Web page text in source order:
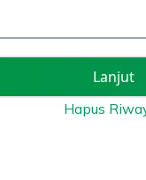
Lanjut
Hapus